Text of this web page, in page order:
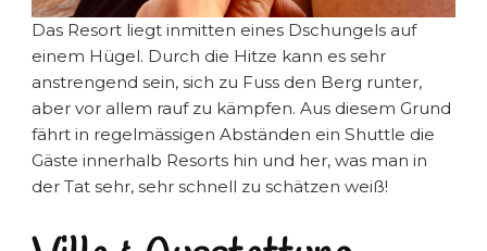
Das Resort liegt inmitten eines Dschungels auf
einem Hügel. Durch die Hitze kann es sehr
anstrengend sein, sich zu Fuss den Berg runter,
aber vor allem rauf zu kämpfen. Aus diesem Grund
fährt in regelmässigen Abständen ein Shuttle die
Gäste innerhalb Resorts hin und her, was man in
der Tat sehr, sehr schnell zu schätzen weiß!